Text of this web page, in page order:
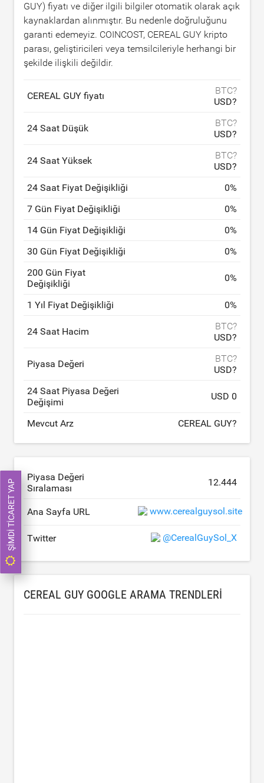
GUY) fiyatı ve diğer ilgili bilgiler otomatik olarak açık
kaynaklardan alınmıştır. Bu nedenle doğruluğunu
garanti edemeyiz. COINCOST, CEREAL GUY kripto
parası, geliştiricileri veya temsilcileriyle herhangi bir
şekilde ilişkili değildir.
CEREAL GUY fiyatı
BTC?
USD?
24 Saat Düşük
BTC?
USD?
24 Saat Yüksek
BTC?
USD?
24 Saat Fiyat Değişikliği
0%
7 Gün Fiyat Değişikliği
0%
14 Gün Fiyat Değişikliği
0%
30 Gün Fiyat Değişikliği
0%
200 Gün Fiyat
Değişikliği
0%
1 Yıl Fiyat Değişikliği 0%
24 Saat Hacim
BTC?
USD?
Piyasa Değeri
BTC?
USD?
24 Saat Piyasa Değeri
Değişimi
USD 0
Mevcut Arz CEREAL GUY?
Piyasa Değeri
Sıralaması
12.444
Ana Sayfa URL www.cerealguysol.site
Twitter @CerealGuySol_X
CEREAL GUY GOOGLE ARAMA TRENDLERI
ŞIMDI TICARET YAP